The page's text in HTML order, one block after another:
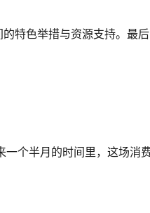
特色举措与资源支持。最
个半月的时间里，这场消